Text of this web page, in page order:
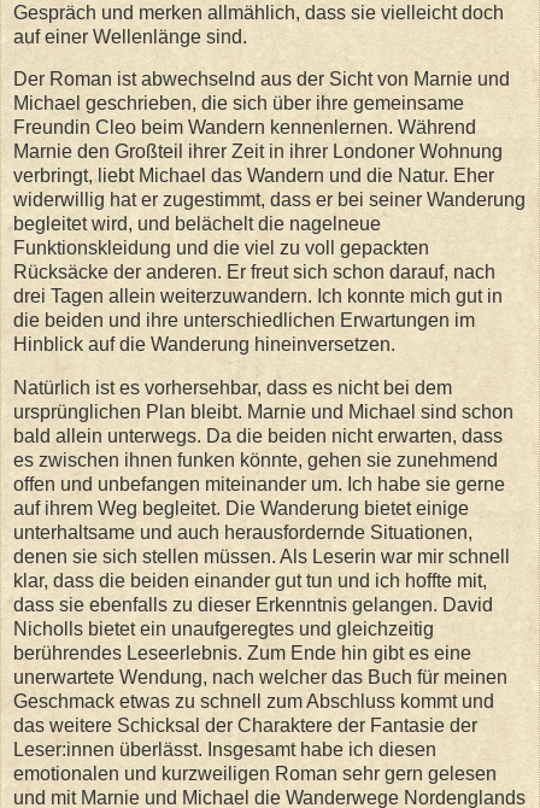
Gespräch und merken allmählich, dass sie vielleicht doch
auf einer Wellenlänge sind.
Der Roman ist abwechselnd aus der Sicht von Marnie und
Michael geschrieben, die sich über ihre gemeinsame
Freundin Cleo beim Wandern kennenlernen. Während
Marnie den Großteil ihrer Zeit in ihrer Londoner Wohnung
verbringt, liebt Michael das Wandern und die Natur. Eher
widerwillig hat er zugestimmt, dass er bei seiner Wanderung
begleitet wird, und belächelt die nagelneue
Funktionskleidung und die viel zu voll gepackten
Rücksäcke der anderen. Er freut sich schon darauf, nach
drei Tagen allein weiterzuwandern. Ich konnte mich gut in
die beiden und ihre unterschiedlichen Erwartungen im
Hinblick auf die Wanderung hineinversetzen.
Natürlich ist es vorhersehbar, dass es nicht bei dem
ursprünglichen Plan bleibt. Marnie und Michael sind schon
bald allein unterwegs. Da die beiden nicht erwarten, dass
es zwischen ihnen funken könnte, gehen sie zunehmend
offen und unbefangen miteinander um. Ich habe sie gerne
auf ihrem Weg begleitet. Die Wanderung bietet einige
unterhaltsame und auch herausfordernde Situationen,
denen sie sich stellen müssen. Als Leserin war mir schnell
klar, dass die beiden einander gut tun und ich hoffte mit,
dass sie ebenfalls zu dieser Erkenntnis gelangen. David
Nicholls bietet ein unaufgeregtes und gleichzeitig
berührendes Leseerlebnis. Zum Ende hin gibt es eine
unerwartete Wendung, nach welcher das Buch für meinen
Geschmack etwas zu schnell zum Abschluss kommt und
das weitere Schicksal der Charaktere der Fantasie der
Leser:innen überlässt. Insgesamt habe ich diesen
emotionalen und kurzweiligen Roman sehr gern gelesen
und mit Marnie und Michael die Wanderwege Nordenglands